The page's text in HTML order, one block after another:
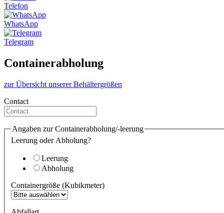
Telefon
WhatsApp
Telegram
Containerabholung
zur Übersicht unserer Behältergrößen
Contact
Angaben zur Containerabholung/-leerung
Leerung oder Abholung?
Leerung
Abholung
Containergröße (Kubikmeter)